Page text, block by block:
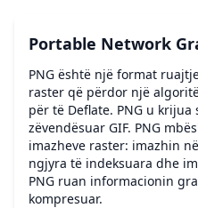
Portable Network
PNG është një format
raster që përdor një
për të Deflate. PNG u
zëvendësuar GIF. PNG
imazheve raster: imazhin
ngjyra të indeksuara dhe
PNG ruan informacionin
kompresuar.